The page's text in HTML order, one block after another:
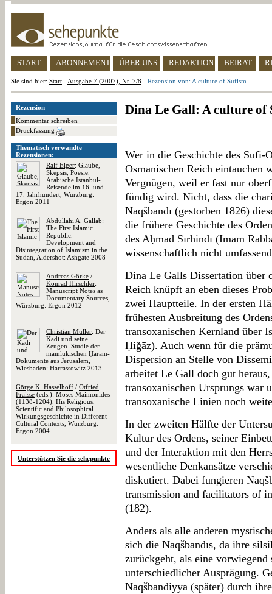
START ABONNEMENT ÜBER UNS REDAKTION BEIRAT
Sie sind hier: Start - Ausgabe 7 (2007), Nr. 7/8 - Rezension von: A culture of Sufism
Rezension
Kommentar schreiben
Druckfassung
Thematisch verwandte
Rezensionen:
Ralf Elger: Glaube,
Skepsis, Poesie.
Arabische Istanbul-
Reisende im 16. und
17. Jahrhundert, Würzburg:
Ergon 2011
Abdullahi A. Gallab:
The First Islamic
Republic.
Development and
Disintegration of Islamism in the
Sudan, Aldershot: Ashgate 2008
Andreas Görke /
Konrad Hirschler:
Manuscript Notes as
Documentary Sources,
Würzburg: Ergon 2012
Christian Müller: Der
Kadi und seine
Zeugen. Studie der
mamlukischen Ḥaram-
Dokumente aus Jerusalem,
Wiesbaden: Harrassowitz 2013
Görge K. Hasselhoff / Otfried
Fraisse (eds.): Moses Maimonides
(1138-1204). His Religious,
Scientific and Philosophical
Wirkungsgeschichte in Different
Cultural Contexts, Würzburg:
Ergon 2004
Unterstützen Sie die sehepunkte
Dina Le Gall: A culture of
Wer in die Geschichte des Sufi-
Osmanischen Reich eintauchen
Vergnügen, weil er fast nur
fündig wird. Nicht, dass die
Naqšbandī (gestorben 1826)
die frühere Geschichte des
des Aḥmad Sīrhindī (Imām
wissenschaftlich nicht
Dina Le Galls Dissertation über
Reich knüpft an eben dieses
zwei Hauptteile. In der ersten
frühesten Ausbreitung des
transoxanischen Kernland über
Ḥiǧāz). Auch wenn für die
Dispersion an Stelle von
arbeitet Le Gall doch gut
transoxanischen Ursprungs war
transoxanische Linien noch
In der zweiten Hälfte der
Kultur des Ordens, seiner
und der Interaktion mit den
wesentliche Denkansätze
diskutiert. Dabei fungieren
transmission and facilitators of
(182).
Anders als alle anderen
sich die Naqšbandīs, da ihre
zurückgeht, als eine
unterschiedlicher Ausprägung.
Naqšbandiyya (später) durch